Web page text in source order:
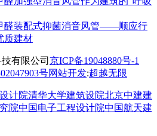
醛装配式抑菌消音风管——顺应行
质建材
有限公司 京ICP备19048880号-1
号网站开发:超越无限
计院清华大学建筑设院北京中建建
院中国电子工程设计院中国航天建